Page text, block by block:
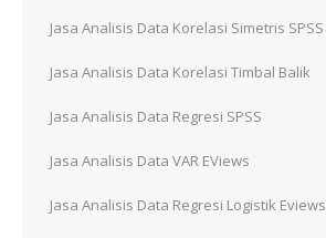
Jasa Analisis Data Korelasi Simetris SPSS
Jasa Analisis Data Korelasi Timbal Balik
Jasa Analisis Data Regresi SPSS
Jasa Analisis Data VAR EViews
Jasa Analisis Data Regresi Logistik Eviews